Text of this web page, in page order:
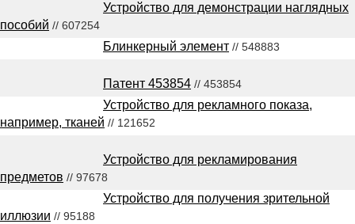
Устройство для демонстрации наглядных
пособий // 607254
Блинкерный элемент // 548883
Патент 453854 // 453854
Устройство для рекламного показа,
например, тканей // 121652
Устройство для рекламирования
предметов // 97678
Устройство для получения зрительной
иллюзии // 95188